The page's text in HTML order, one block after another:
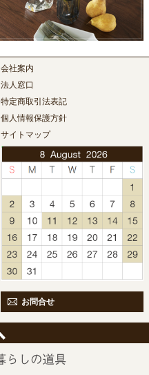
会社案内
法人窓口
特定商取引法表記
個人情報保護方針
サイトマップ
お問合せ